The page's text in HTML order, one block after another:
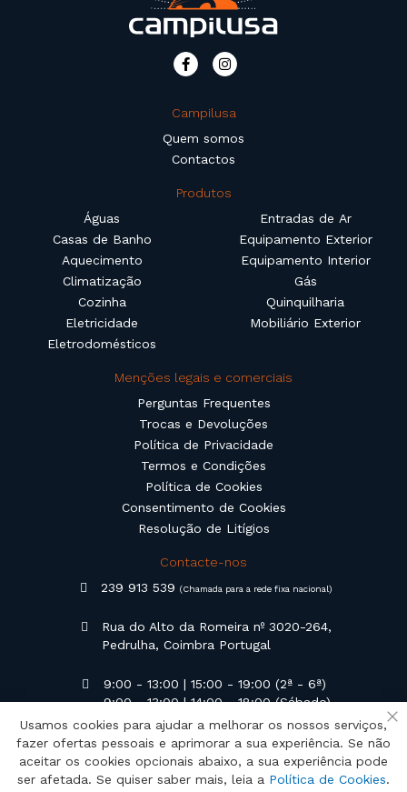
Campilusa
Quem somos
Contactos
Produtos
Águas
Casas de Banho
Aquecimento
Climatização
Cozinha
Eletricidade
Eletrodomésticos
Entradas de Ar
Equipamento Exterior
Equipamento Interior
Gás
Quinquilharia
Mobiliário Exterior
Menções legais e comerciais
Perguntas Frequentes
Trocas e Devoluções
Política de Privacidade
Termos e Condições
Política de Cookies
Consentimento de Cookies
Resolução de Litígios
Contacte-nos
239 913 539(Chamada para a rede fixa nacional)
Rua do Alto da Romeira nº 3020-264,
Pedrulha, Coimbra Portugal
9:00 - 13:00 | 15:00 - 19:00 (2ª - 6ª)
9:00 - 13:00 | 14:00 - 18:00 (Sábado)
geral@campilusa.pt
Usamos cookies para ajudar a melhorar os nossos serviços,
fazer ofertas pessoais e aprimorar a sua experiência. Se não
aceitar os cookies opcionais abaixo, a sua experiência pode
ser afetada. Se quiser saber mais, leia a Política de Cookies.